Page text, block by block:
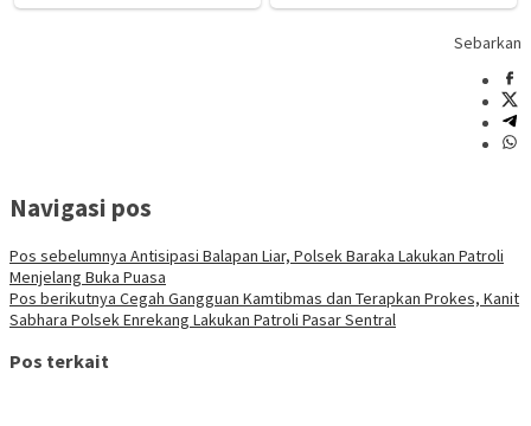
Sebarkan
Navigasi pos
Pos sebelumnya Antisipasi Balapan Liar, Polsek Baraka Lakukan Patroli
Menjelang Buka Puasa
Pos berikutnya Cegah Gangguan Kamtibmas dan Terapkan Prokes, Kanit
Sabhara Polsek Enrekang Lakukan Patroli Pasar Sentral
Pos terkait